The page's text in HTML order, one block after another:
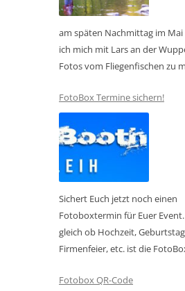
am späten Nachmittag im Mai
ich mich mit Lars an der
Fotos vom Fliegenfischen zu
FotoBox Termine sichern!
Sichert Euch jetzt noch einen
Fotoboxtermin für Euer Event.
gleich ob Hochzeit,
Firmenfeier, etc. ist die
Fotobox QR-Code